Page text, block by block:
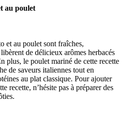
au poulet
et au poulet sont fraîches,
de délicieux arômes herbacés
plus, le poulet mariné de cette recette
de saveurs italiennes tout en
au plat classique. Pour ajouter
recette, n’hésite pas à préparer des